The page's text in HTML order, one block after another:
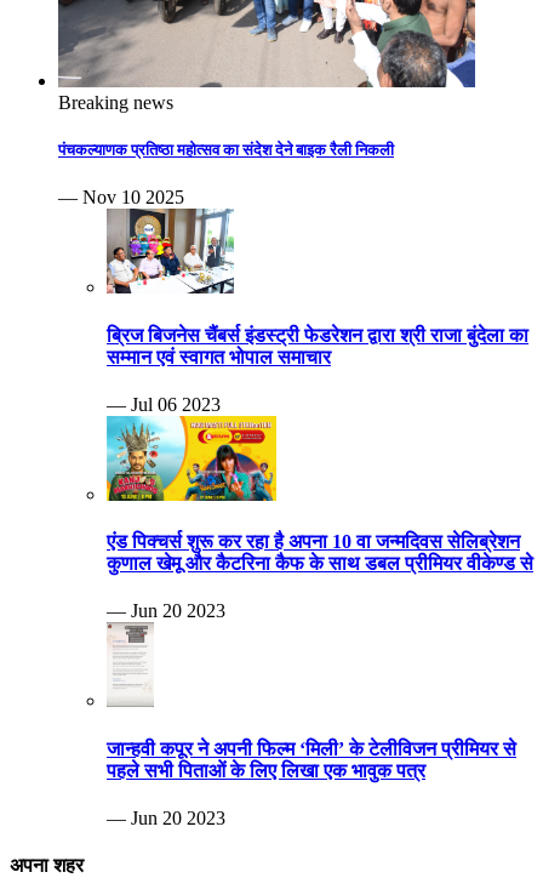
Breaking news
पंचकल्याणक प्रतिष्ठा महोत्सव का संदेश देने बाइक रैली निकली
— Nov 10 2025
ब्रिज बिजनेस चैंबर्स इंडस्ट्री फेडरेशन द्वारा श्री राजा बुंदेला का
सम्मान एवं स्वागत भोपाल समाचार
— Jul 06 2023
एंड पिक्चर्स शुरू कर रहा है अपना 10 वा जन्मदिवस सेलिब्रेशन
कुणाल खेमू और कैटरिना कैफ के साथ डबल प्रीमियर वीकेण्ड से
— Jun 20 2023
जान्हवी कपूर ने अपनी फिल्म ‘मिली’ के टेलीविजन प्रीमियर से
पहले सभी पिताओं के लिए लिखा एक भावुक पत्र
— Jun 20 2023
अपना शहर